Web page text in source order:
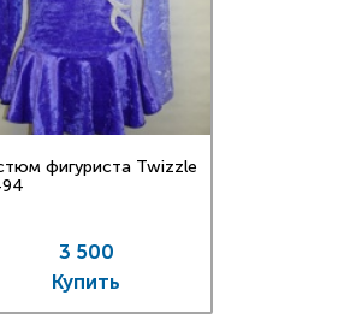
фигуриста Twizzle
94
3 500
Купить